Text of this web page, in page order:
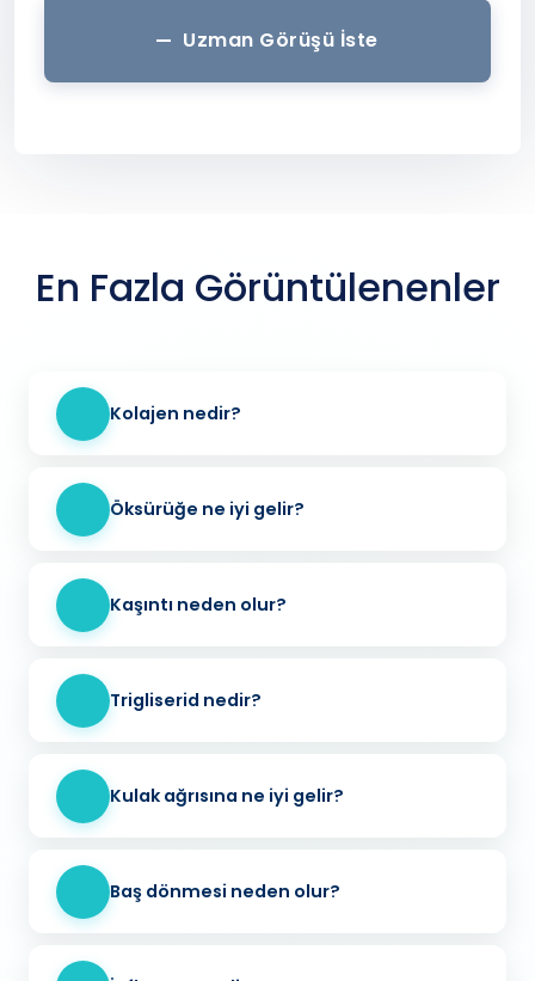
Uzman Görüşü İste
En Fazla Görüntülenenler
Kolajen nedir?
Öksürüğe ne iyi gelir?
Kaşıntı neden olur?
Trigliserid nedir?
Kulak ağrısına ne iyi gelir?
Baş dönmesi neden olur?